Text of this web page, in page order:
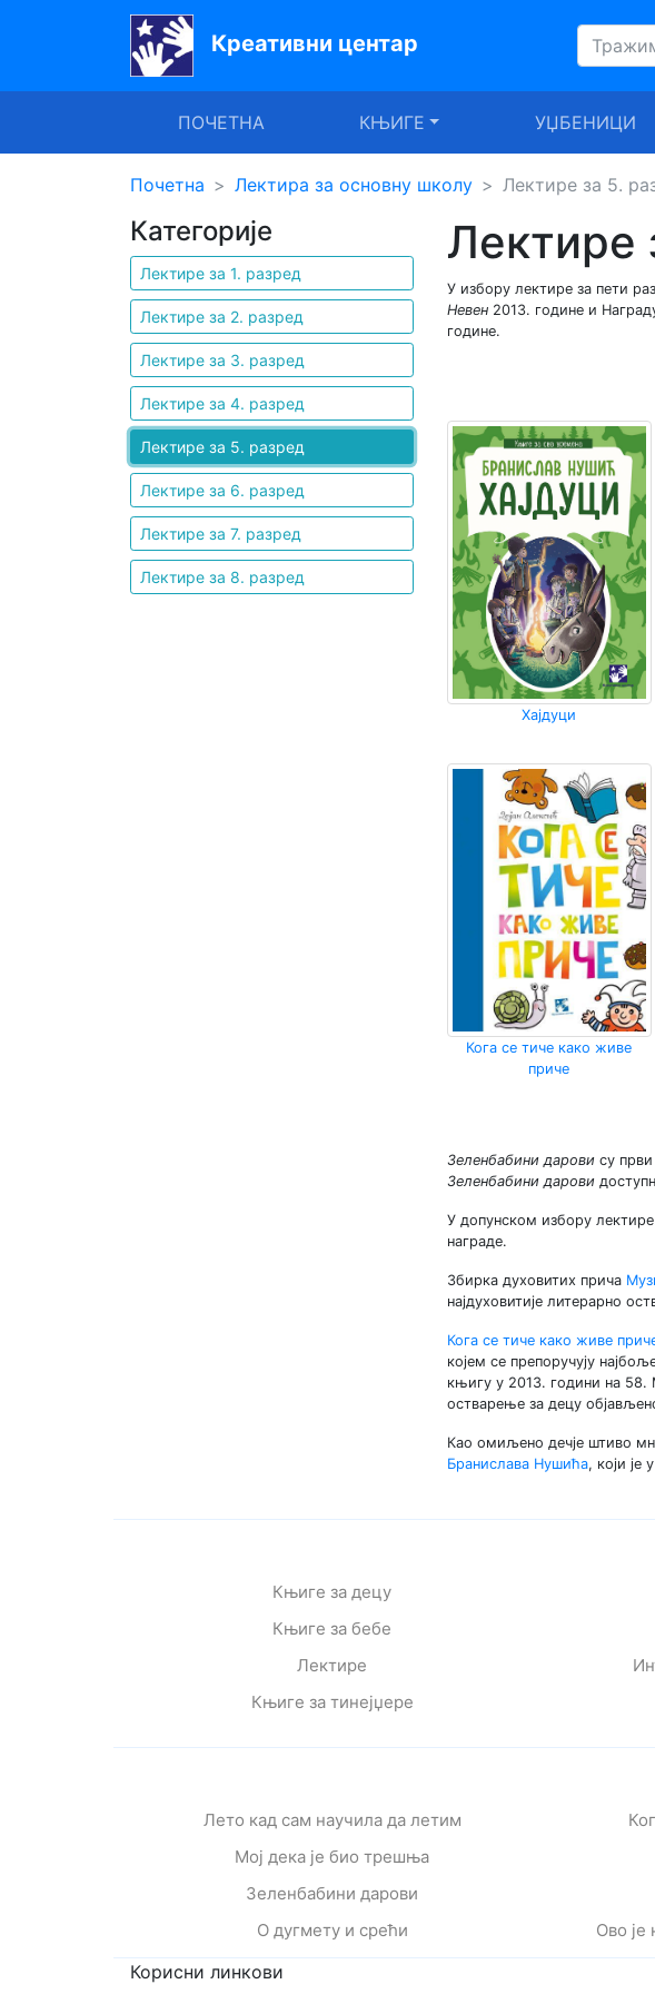
Креативни центар
ПОЧЕТНА КЊИГЕ УЏБЕНИЦИ
Почетна
УџбенициПочетна Лектирa за основну школу Лектире за 5.
Категорије
Лектире за 1. разред
Лектире за 2. разред
Лектире за 3. разред
Лектире за 4. разред
Лектире за 5. разред
Лектире за 6. разред
Лектире за 7. разред
Лектире за 8. разред
Лектире
У избору лектире за пети
Невен 2013. године и
године.
Хајдуци
Кога се тиче како живе
приче
Зеленбабини дарови су
Зеленбабини дарови
У допунском избору лектире
награде.
Збирка духовитих прича
најдуховитије литерарно
Кога се тиче како живе
којем се препоручују
књигу у 2013. години на
остварење за децу
Као омиљено дечје штиво
Бранислава Нушића, који је
Књиге за децу
Књиге за бебе
Лектире
Књиге за тинејџере
Лето кад сам научила да летим
Мој дека је био трешња
Зеленбабини дарови
О дугмету и срећи
Ово је
Корисни линкови